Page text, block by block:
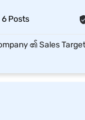
6 Posts